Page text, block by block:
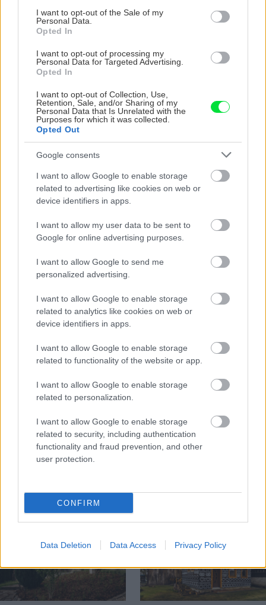
consent section.
I want to opt-out of the Sale of my
Personal Data.
Opted In
I want to opt-out of processing my
Personal Data for Targeted Advertising.
Opted In
I want to opt-out of Collection, Use,
Retention, Sale, and/or Sharing of my
Personal Data that Is Unrelated with the
Purposes for which it was collected.
Opted Out
Google consents
I want to allow Google to enable storage
related to advertising like cookies on web or
device identifiers in apps.
I want to allow my user data to be sent to
Google for online advertising purposes.
I want to allow Google to send me
personalized advertising.
I want to allow Google to enable storage
related to analytics like cookies on web or
device identifiers in apps.
I want to allow Google to enable storage
related to functionality of the website or app.
I want to allow Google to enable storage
related to personalization.
I want to allow Google to enable storage
related to security, including authentication
functionality and fraud prevention, and other
user protection.
CONFIRM
Data Deletion Data Access Privacy Policy
Chcete dominantu interiéru,
ktorá pritiahne pohľady?
Vyrobte si takéto masívne
orechové svietidlo
Prečo klasická
potrubia v
ZÁHRADA
Trvalky, ktoré znesú
sucho a teplo? Tieto
ktoré slnko svieti celý
Nemusí to byť len
levanduľa! 7 fialových
krások, ktoré rozžiaria
vašu záhradu
ochabnuté izbové
rastliny? Pravda vás
možno prekvapí
nakladačiek: Ako ich
podporiť k druhej vlne
kvitnutia?
CHALUPA